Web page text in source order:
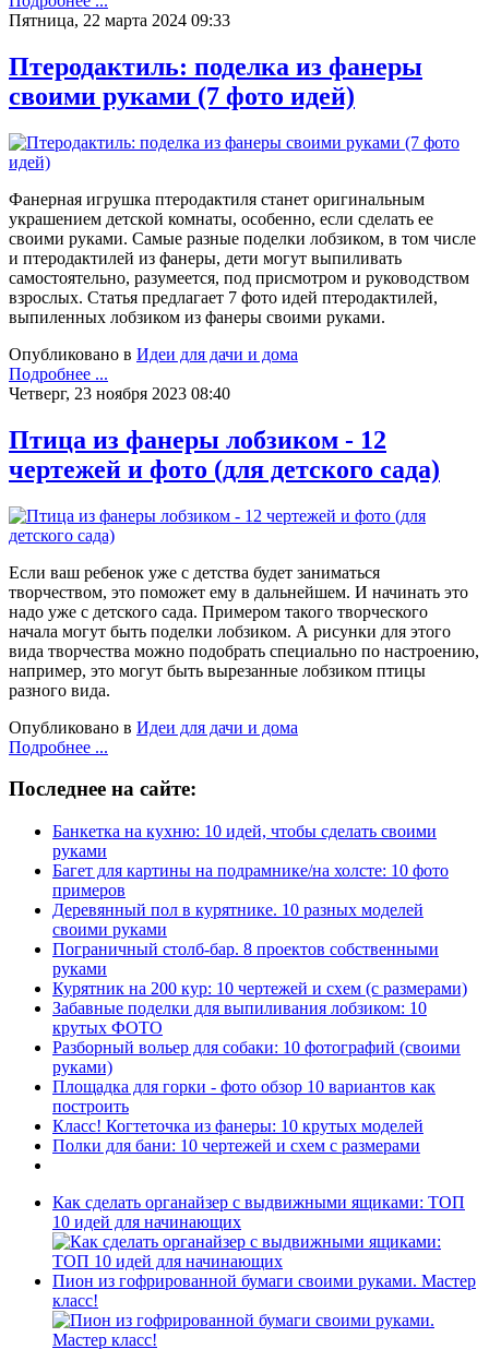
Пятница, 22 марта 2024 09:33
Птеродактиль: поделка из фанеры
своими руками (7 фото идей)
Фанерная игрушка птеродактиля станет оригинальным
украшением детской комнаты, особенно, если сделать ее
своими руками. Самые разные поделки лобзиком, в том числе
и птеродактилей из фанеры, дети могут выпиливать
самостоятельно, разумеется, под присмотром и руководством
взрослых. Статья предлагает 7 фото идей птеродактилей,
выпиленных лобзиком из фанеры своими руками.
Опубликовано в Идеи для дачи и дома
Подробнее ...
Четверг, 23 ноября 2023 08:40
Птица из фанеры лобзиком - 12
чертежей и фото (для детского сада)
Если ваш ребенок уже с детства будет заниматься
творчеством, это поможет ему в дальнейшем. И начинать это
надо уже с детского сада. Примером такого творческого
начала могут быть поделки лобзиком. А рисунки для этого
вида творчества можно подобрать специально по настроению,
например, это могут быть вырезанные лобзиком птицы
разного вида.
Опубликовано в Идеи для дачи и дома
Подробнее ...
Последнее на сайте:
Банкетка на кухню: 10 идей, чтобы сделать своими
руками
Багет для картины на подрамнике/на холсте: 10 фото
примеров
Деревянный пол в курятнике. 10 разных моделей
своими руками
Пограничный столб-бар. 8 проектов собственными
руками
Курятник на 200 кур: 10 чертежей и схем (с размерами)
Забавные поделки для выпиливания лобзиком: 10
крутых ФОТО
Разборный вольер для собаки: 10 фотографий (своими
руками)
Площадка для горки - фото обзор 10 вариантов как
построить
Класс! Когтеточка из фанеры: 10 крутых моделей
Полки для бани: 10 чертежей и схем с размерами
Как сделать органайзер с выдвижными ящиками: ТОП
10 идей для начинающих
Пион из гофрированной бумаги своими руками. Мастер
класс!